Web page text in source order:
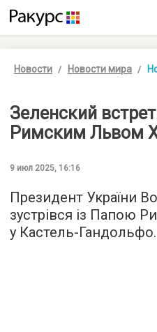
Новости Новости мира
Зеленский
Римским Львом
9 июл 2025, 16:16
Президент України
зустрівся із Папою
у Кастель-Гандольфо.